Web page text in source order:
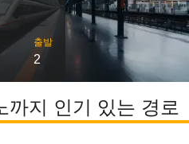
출발
2
까지 인기 있는 경로